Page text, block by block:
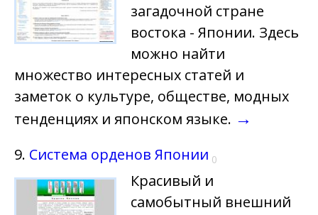
загадочной стране
востока - Японии. Здесь
можно найти
множество интересных статей и
заметок о культуре, обществе, модных
тенденциях и японском языке. →
9. Система орденов Японии 0
Красивый и
самобытный внешний